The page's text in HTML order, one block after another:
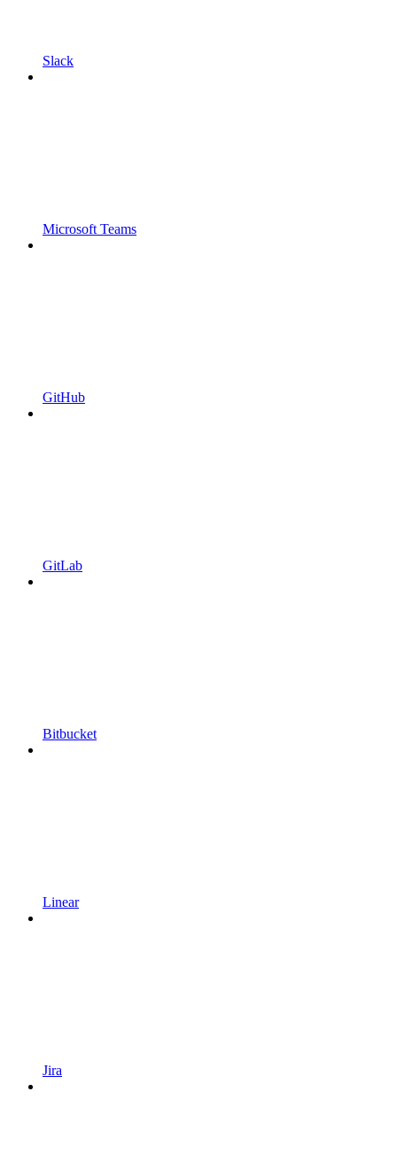
Slack
Microsoft Teams
GitHub
GitLab
Bitbucket
Linear
Jira